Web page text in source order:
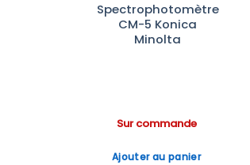
Spectrophotomètre
CM-5 Konica
Minolta
Sur commande
Ajouter au panier